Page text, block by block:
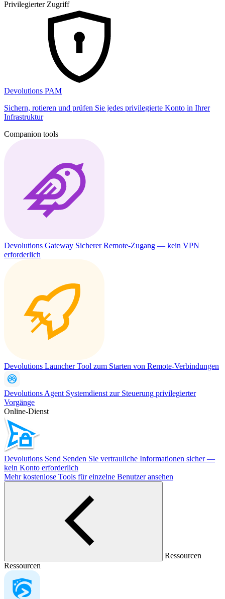
Privilegierter Zugriff
Devolutions PAM
Sichern, rotieren und prüfen Sie jedes privilegierte Konto in Ihrer
Infrastruktur
Companion tools
Devolutions Gateway Sicherer Remote-Zugang — kein VPN
erforderlich
Devolutions LauncherTool zum Starten von Remote-Verbindungen
Devolutions Agent Systemdienst zur Steuerung privilegierter
Vorgänge
Online-Dienst
Devolutions Send Senden Sie vertrauliche Informationen sicher —
kein Konto erforderlich
Mehr kostenlose Tools für einzelne Benutzer ansehen
Ressourcen
Ressourcen